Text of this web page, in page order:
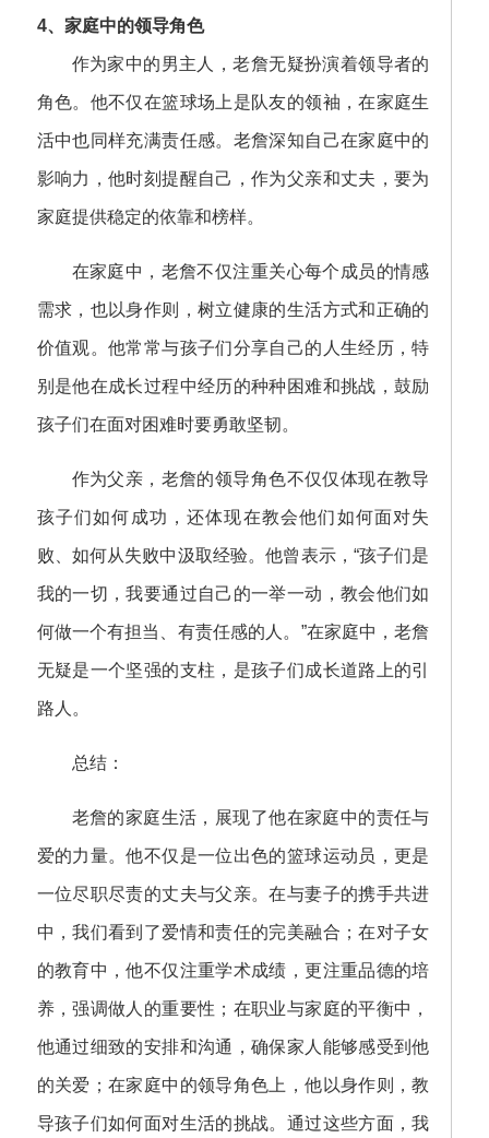
4、家庭中的领导角色
作为家中的男主人，老詹无疑扮演着领导者的
角色。他不仅在篮球场上是队友的领袖，在家庭生
活中也同样充满责任感。老詹深知自己在家庭中的
影响力，他时刻提醒自己，作为父亲和丈夫，要为
家庭提供稳定的依靠和榜样。
在家庭中，老詹不仅注重关心每个成员的情感
需求，也以身作则，树立健康的生活方式和正确的
价值观。他常常与孩子们分享自己的人生经历，特
别是他在成长过程中经历的种种困难和挑战，鼓励
孩子们在面对困难时要勇敢坚韧。
作为父亲，老詹的领导角色不仅仅体现在教导
孩子们如何成功，还体现在教会他们如何面对失
败、如何从失败中汲取经验。他曾表示，“孩子们是
我的一切，我要通过自己的一举一动，教会他们如
何做一个有担当、有责任感的人。”在家庭中，老詹
无疑是一个坚强的支柱，是孩子们成长道路上的引
路人。
总结：
老詹的家庭生活，展现了他在家庭中的责任与
爱的力量。他不仅是一位出色的篮球运动员，更是
一位尽职尽责的丈夫与父亲。在与妻子的携手共进
中，我们看到了爱情和责任的完美融合；在对子女
的教育中，他不仅注重学术成绩，更注重品德的培
养，强调做人的重要性；在职业与家庭的平衡中，
他通过细致的安排和沟通，确保家人能够感受到他
的关爱；在家庭中的领导角色上，他以身作则，教
导孩子们如何面对生活的挑战。通过这些方面，我